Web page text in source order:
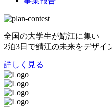
全国の大学生が鯖江に集い
2泊3日で鯖江の未来をデザイ
詳しく見る